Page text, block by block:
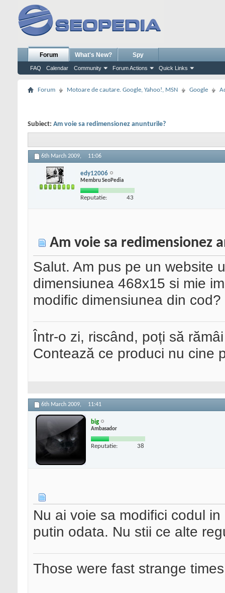
Forum
FAQ Calendar Community Forum Actions Quick Links
What's New? Spy
Forum Motoare de cautare. Google, Yahoo!, MSN Google
Subiect: Am voie sa redimensionez anunturile?
6th March 2009, 11:06
edy12006
Membru SeoPedia
Reputatie: 43
Am voie sa redimensionez
Salut. Am pus pe un website
dimensiunea 468x15 si mie
modific dimensiunea din cod?
Într-o zi, riscând, poți să
Contează ce produci nu cine
6th March 2009, 11:41
big
Ambasador
Reputatie: 38
Nu ai voie sa modifici codul
putin odata. Nu stii ce alte
Those were fast strange